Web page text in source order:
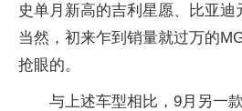
史单月新高的吉利星愿、比亚迪
当然，初来乍到销量就过万的
抢眼的。
与上述车型相比，9月另一